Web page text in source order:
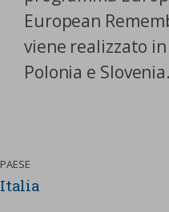
Aziende e Fondazioni
Trasparenza
Lavora con noi
Cookie di marketing
Cookie di terze parti
European
viene realizzato
Polonia e Slovenia.
PAESE
Italia